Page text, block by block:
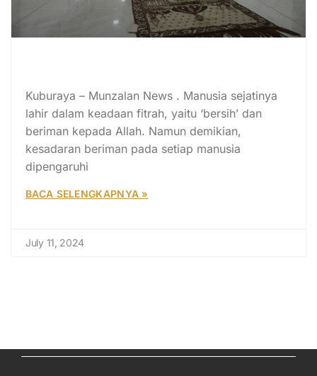
Kuburaya – Munzalan News . Manusia sejatinya
lahir dalam keadaan fitrah, yaitu ‘bersih’ dan
beriman kepada Allah. Namun demikian,
kesadaran beriman pada setiap manusia
dipengaruhi
BACA SELENGKAPNYA »
July 11, 2024